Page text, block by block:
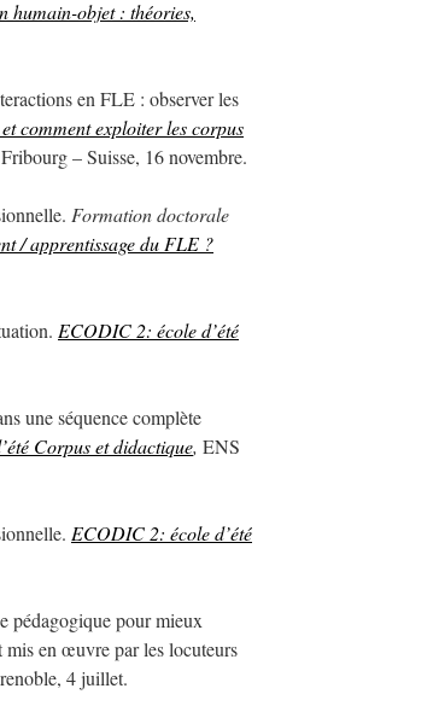
humain-objet : théories,
en FLE : observer les
comment exploiter les corpus
– Suisse, 16 novembre.
Formation doctorale
/ apprentissage du FLE ?
ECODIC 2: école d’été
une séquence complète
Corpus et didactique, ENS
ECODIC 2: école d’été
pédagogique pour mieux
mis en œuvre par les locuteurs
4 juillet.